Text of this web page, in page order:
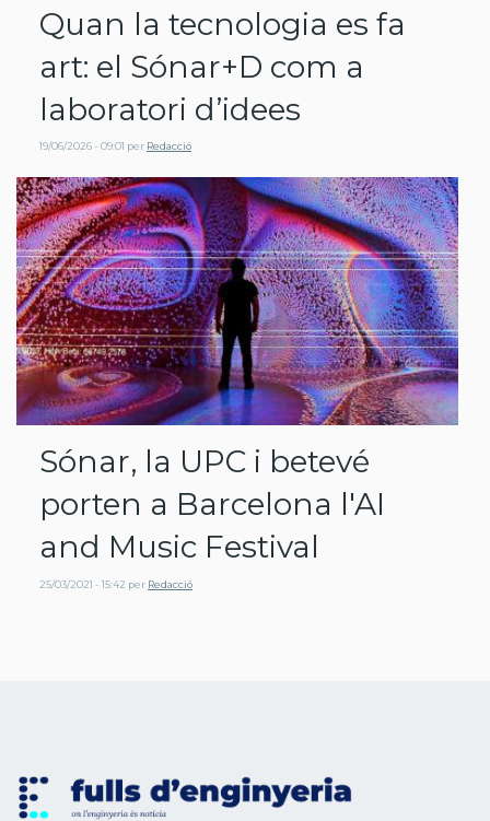
Quan la tecnologia es fa
art: el Sónar+D com a
laboratori d’idees
19/06/2026 - 09:01 per Redacció
Sónar, la UPC i betevé
porten a Barcelona l'AI
and Music Festival
25/03/2021 - 15:42 per Redacció